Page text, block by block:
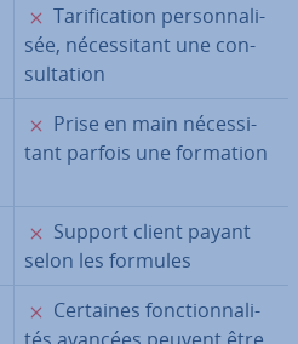
✗
Ta­ri­fi­ca­tion per­son­na­li­
sée, né­ces­si­tant une con­
sul­ta­tion
✗
Prise en main né­ces­si­
tant parfois une formation
✗
Support client payant
selon les formules
✗
Certaines fonc­tion­na­li­